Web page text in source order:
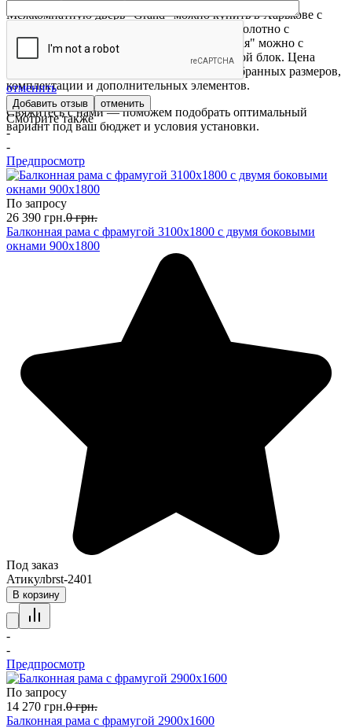
Межкомнатную дверь "Grand" можно купить в Харькове с
доставкой и установкой. Заказать дверное полотно с
покрытием ПВХ в цвете "Ольха Норвежская" можно с
подбором полной комплектации под дверной блок. Цена
межкомнатной двери "KDF" зависит от выбранных размеров,
комплектации и дополнительных элементов.
Свяжитесь с нами — поможем подобрать оптимальный
вариант под ваш бюджет и условия установки.
отменить
отменить
Смотрите также
-
-
Предпросмотр
По запросу
26 390 грн.0 грн.
Балконная рама с фрамугой 3100х1800 с двумя боковыми
окнами 900х1800
Под заказ
Атикулbrst-2401
В корзину
-
-
Предпросмотр
По запросу
14 270 грн.0 грн.
Балконная рама с фрамугой 2900х1600